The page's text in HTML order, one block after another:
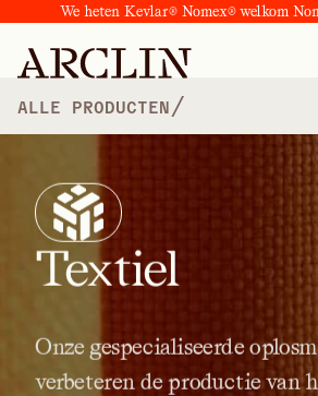
We heten Kevlar® Nomex® welkom
ALLE PRODUCTEN /
Textiel
Onze gespecialiseerde
verbeteren deproductievan